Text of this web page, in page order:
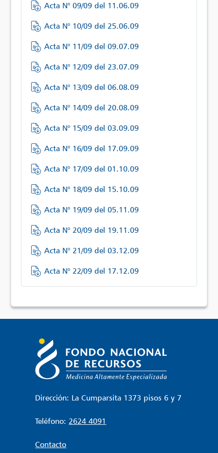
Acta N° 09/09 del 11.06.09
Acta N° 10/09 del 25.06.09
Acta N° 11/09 del 09.07.09
Acta N° 12/09 del 23.07.09
Acta N° 13/09 del 06.08.09
Acta N° 14/09 del 20.08.09
Acta N° 15/09 del 03.09.09
Acta N° 16/09 del 17.09.09
Acta N° 17/09 del 01.10.09
Acta N° 18/09 del 15.10.09
Acta N° 19/09 del 05.11.09
Acta N° 20/09 del 19.11.09
Acta N° 21/09 del 03.12.09
Acta N° 22/09 del 17.12.09
Dirección: La Cumparsita 1373 pisos 6 y 7
Teléfono: 2624 4091
Contacto